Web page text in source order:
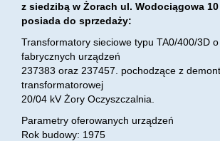
z siedzibą w Żorach ul. Wodociągowa 10
posiada do sprzedaży:
Transformatory sieciowe typu TA0/400/3D
fabrycznych urządzeń
237383 oraz 237457. pochodzące z
transformatorowej
20/04 kV Żory Oczyszczalnia.
Parametry oferowanych urządzeń
Rok budowy: 1975